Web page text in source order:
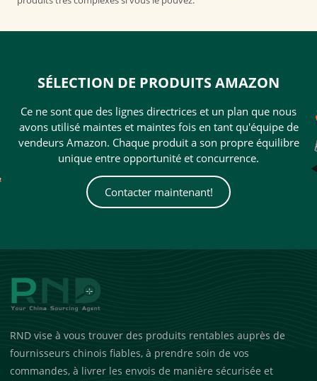
SÉLECTION DE PRODUITS AMAZON
Ce ne sont que des lignes directrices et un plan que nous
avons utilisé maintes et maintes fois en tant qu'équipe de
vendeurs Amazon. Chaque produit a son propre équilibre
unique entre opportunité et concurrence.
Contacter maintenant!
RND vise à vous trouver des produits rentables auprès de
fournisseurs chinois fiables, à prendre soin de vos
commandes, à livrer les envois de manière sécurisée et